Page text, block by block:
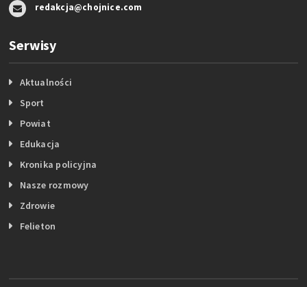
redakcja@chojnice.com
Serwisy
Aktualności
Sport
Powiat
Edukacja
Kronika policyjna
Nasze rozmowy
Zdrowie
Felieton